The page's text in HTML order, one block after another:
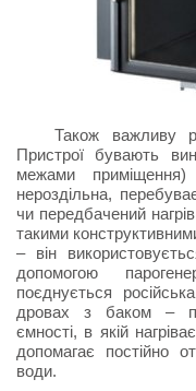
Також важливу
Пристрої бувають
межами
нероздільна,
чи передбачений
такими
– він
допомогою
поєднується
дровах з баком –
ємності, в якій
допомагає постійно
води.